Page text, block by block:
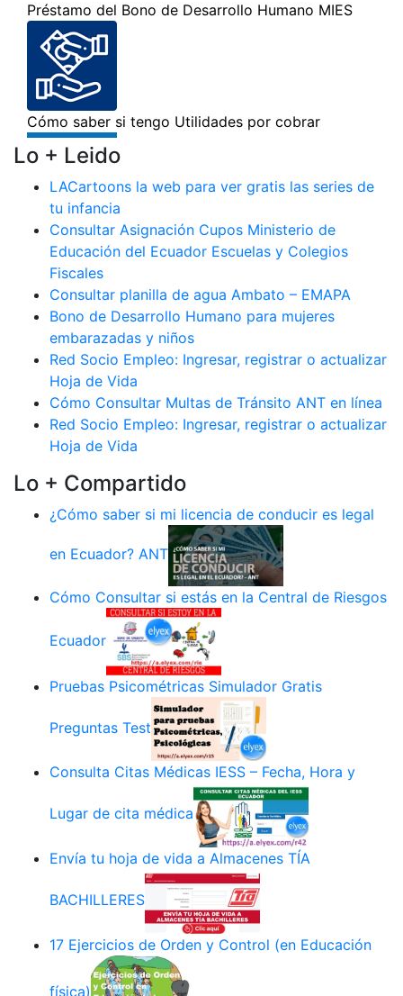
Lo + Leido
LACartoons la web para ver gratis las series de
tu infancia
Consultar Asignación Cupos Ministerio de
Educación del Ecuador Escuelas y Colegios
Fiscales
Consultar planilla de agua Ambato – EMAPA
Bono de Desarrollo Humano para mujeres
embarazadas y niños
Red Socio Empleo: Ingresar, registrar o actualizar
Hoja de Vida
Cómo Consultar Multas de Tránsito ANT en línea
Red Socio Empleo: Ingresar, registrar o actualizar
Hoja de Vida
Lo + Compartido
¿Cómo saber si mi licencia de conducir es legal
en Ecuador? ANT
Cómo Consultar si estás en la Central de Riesgos
Ecuador
Pruebas Psicométricas Simulador Gratis
Preguntas Test
Consulta Citas Médicas IESS – Fecha, Hora y
Lugar de cita médica
Envía tu hoja de vida a Almacenes TÍA
BACHILLERES
17 Ejercicios de Orden y Control (en Educación
física)